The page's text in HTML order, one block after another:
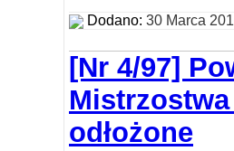
Dodano: 30 Marca
[Nr 4/97]
odłożone